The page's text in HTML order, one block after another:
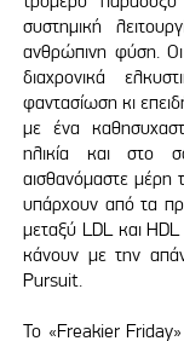
συστημική
ανθρώπινη φύση.
διαχρονικά
φαντασίωση κι
με ένα
ηλικία και στο
αισθανόμαστε μέρη
υπάρχουν από τα
μεταξύ LDL και
κάνουν με την
Pursuit.
Το «Freakier Friday»